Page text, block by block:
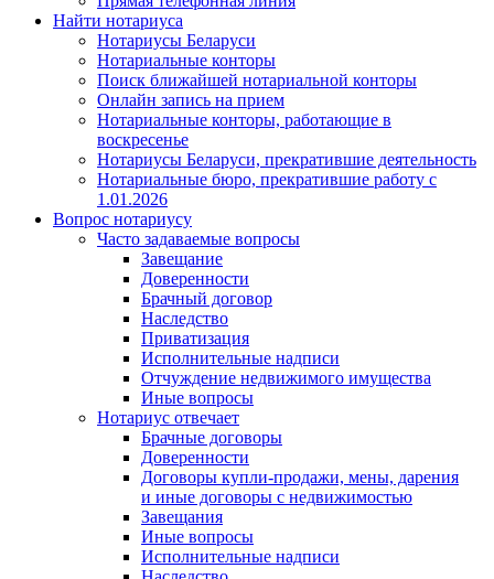
Найти нотариуса
Нотариусы Беларуси
Нотариальные конторы
Поиск ближайшей нотариальной конторы
Онлайн запись на прием
Нотариальные конторы, работающие в
воскресенье
Нотариусы Беларуси, прекратившие деятельность
Нотариальные бюро, прекратившие работу с
1.01.2026
Вопрос нотариусу
Часто задаваемые вопросы
Завещание
Доверенности
Брачный договор
Наследство
Приватизация
Исполнительные надписи
Отчуждение недвижимого имущества
Иные вопросы
Нотариус отвечает
Брачные договоры
Доверенности
Договоры купли-продажи, мены, дарения
и иные договоры с недвижимостью
Завещания
Иные вопросы
Исполнительные надписи